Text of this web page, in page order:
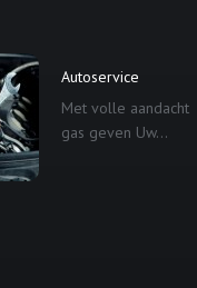
Autoservice
Met volle aandacht
gas geven Uw...